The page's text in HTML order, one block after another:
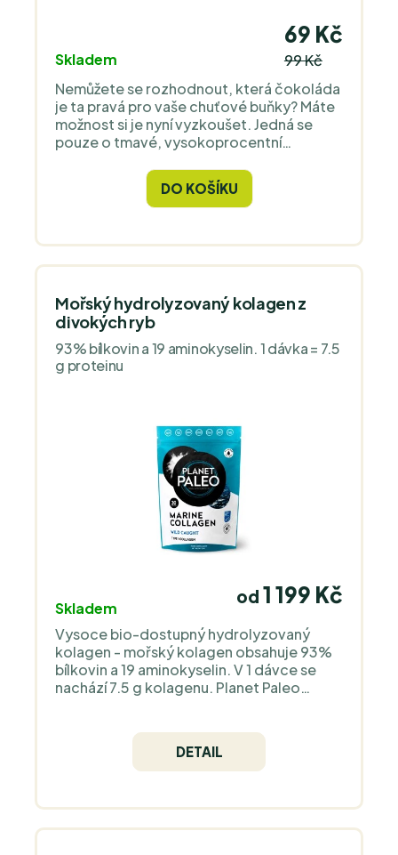
Skladem
69 Kč
99 Kč
Nemůžete se rozhodnout, která čokoláda
je ta pravá pro vaše chuťové buňky? Máte
možnost si je nyní vyzkoušet. Jedná se
pouze o tmavé, vysokoprocentní
DO KOŠÍKU
Mořský hydrolyzovaný kolagen z
divokých ryb
93% bílkovin a 19 aminokyselin. 1 dávka = 7.5
g proteinu
Skladem
od 1 199 Kč
Vysoce bio-dostupný hydrolyzovaný
kolagen - mořský kolagen obsahuje 93%
bílkovin a 19 aminokyselin. V 1 dávce se
nachází 7.5 g kolagenu. Planet Paleo
francouzského pobřeží.
DETAIL